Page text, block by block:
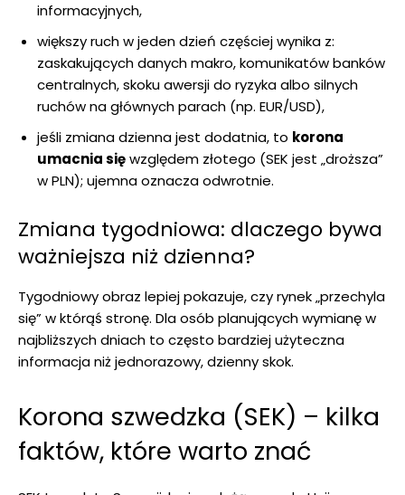
informacyjnych,
większy ruch w jeden dzień częściej wynika z:
zaskakujących danych makro, komunikatów banków
centralnych, skoku awersji do ryzyka albo silnych
ruchów na głównych parach (np. EUR/USD),
jeśli zmiana dzienna jest dodatnia, to korona
umacnia sięwzględem złotego (SEK jest „droższa”
w PLN); ujemna oznacza odwrotnie.
Zmiana tygodniowa: dlaczego bywa
ważniejsza niż dzienna?
Tygodniowy obraz lepiej pokazuje, czy rynek „przechyla
się” w którąś stronę. Dla osób planujących wymianę w
najbliższych dniach to często bardziej użyteczna
informacja niż jednorazowy, dzienny skok.
Korona szwedzka (SEK) – kilka
faktów, które warto znać